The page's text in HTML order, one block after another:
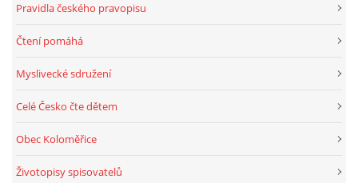
Pravidla českého pravopisu
Čtení pomáhá
Myslivecké sdružení
Celé Česko čte dětem
Obec Koloměřice
Životopisy spisovatelů